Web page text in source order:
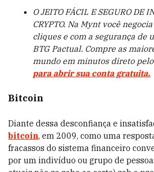
O JEITO FÁCIL E SEGURO DE
CRYPTO. Na Mynt você
cliques e com a segurança de
BTG Pactual. Compre as
mundo em minutos direto
para abrir sua conta gratuita.
Bitcoin
Diante dessa desconfiança e
bitcoin, em 2009, como uma
fracassos do sistema financeiro
por um indivíduo ou grupo de